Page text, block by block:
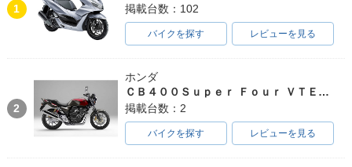
1
掲載台数：102
バイクを探す レビューを見る
2
ホンダ
ＣＢ４００Ｓｕｐｅｒ Ｆｏｕｒ ＶＴＥＣ ＳＰＥＣ３
掲載台数：2
バイクを探す レビューを見る